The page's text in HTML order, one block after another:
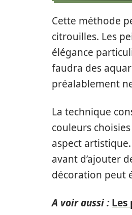
Cette méthode
citrouilles. Les
élégance
faudra des
préalablement
La technique
couleurs
aspect
avant d’ajouter
décoration peut
A voir aussi :